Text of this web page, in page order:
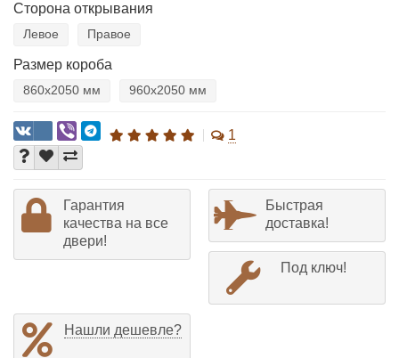
Сторона открывания
Левое Правое
Размер короба
860х2050 мм 960х2050 мм
1
Гарантия
качества на все
двери!
Быстрая
доставка!
Под ключ!
Нашли дешевле?